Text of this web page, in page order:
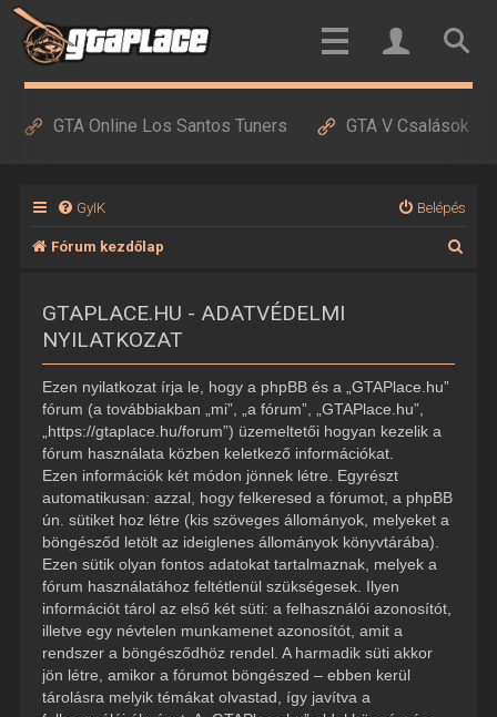
GTA Online Los Santos Tuners GTA V Csalások
GyIK Belépés
Fórum kezdőlap
GTAPLACE.HU - ADATVÉDELMI
NYILATKOZAT
Ezen nyilatkozat írja le, hogy a phpBB és a „GTAPlace.hu”
fórum (a továbbiakban „mi”, „a fórum”, „GTAPlace.hu”,
„https://gtaplace.hu/forum”) üzemeltetői hogyan kezelik a
fórum használata közben keletkező információkat.
Ezen információk két módon jönnek létre. Egyrészt
automatikusan: azzal, hogy felkeresed a fórumot, a phpBB
ún. sütiket hoz létre (kis szöveges állományok, melyeket a
böngésződ letölt az ideiglenes állományok könyvtárába).
Ezen sütik olyan fontos adatokat tartalmaznak, melyek a
fórum használatához feltétlenül szükségesek. Ilyen
információt tárol az első két süti: a felhasználói azonosítót,
illetve egy névtelen munkamenet azonosítót, amit a
rendszer a böngésződhöz rendel. A harmadik süti akkor
jön létre, amikor a fórumot böngészed – ebben kerül
tárolásra melyik témákat olvastad, így javítva a